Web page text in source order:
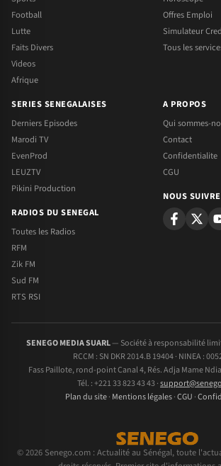
Football
Lutte
Faits Divers
Videos
Afrique
Offres Emploi
Simulateur
Tous les
SERIES SENEGALAISES
Derniers Episodes
Marodi TV
EvenProd
LEUZTV
Pikini Production
RADIOS DU SENEGAL
Toutes les Radios
RFM
Zik FM
Sud FM
RTS RSI
A PROPOS
Qui sommes-
Contact
Confidentialite
CGU
NOUS SUIVRE
SENEGO MEDIA SUARL— Société à responsabilité
RCCM : SN DKR 2014.B 19404 · NINEA :
Fass Paillote, rond-point Canal 4, Rés. Adja Mame
Tél. : +221 33 823 43 43 ·
Plan du site· Mentions légales·CGU ·
© 2026 Senego.com : Actualité au Sénégal, toute